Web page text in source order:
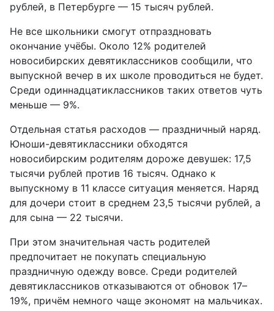
рублей, в Петербурге — 15 тысяч рублей.
Не все школьники смогут отпраздновать
окончание учёбы. Около 12% родителей
новосибирских девятиклассников сообщили, что
выпускной вечер в их школе проводиться не будет.
Среди одиннадцатиклассников таких ответов чуть
меньше — 9%.
Отдельная статья расходов — праздничный наряд.
Юноши-девятиклассники обходятся
новосибирским родителям дороже девушек: 17,5
тысячи рублей против 16 тысяч. Однако к
выпускному в 11 классе ситуация меняется. Наряд
для дочери стоит в среднем 23,5 тысячи рублей, а
для сына — 22 тысячи.
При этом значительная часть родителей
предпочитает не покупать специальную
праздничную одежду вовсе. Среди родителей
девятиклассников отказываются от обновок 17–
19%, причём немного чаще экономят на мальчиках.